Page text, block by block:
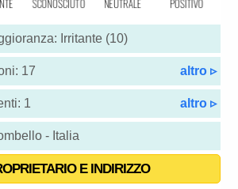
Irritante (10)
17 altro ▹
1 altro ▹
- Italia
E INDIRIZZO